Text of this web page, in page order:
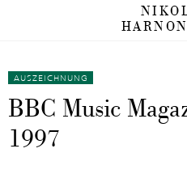
AUSZEICHNUNG
BBC Music
1997